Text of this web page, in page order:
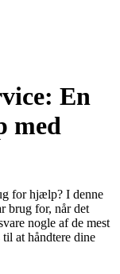
En
med
for hjælp? I denne
brug for, når det
nogle af de mest
at håndtere dine